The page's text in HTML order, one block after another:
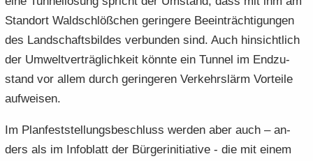
Stand­ort Wald­schlöß­chen ge­rin­ge­re Be­ein­träch­ti­gun­gen
des Land­schafts­bil­des ver­bun­den sind. Auch hin­sicht­lich
der Um­welt­ver­träg­lich­keit könn­te ein Tun­nel im End­zu­
stand vor allem durch ge­rin­ge­ren Ver­kehrs­lärm Vor­tei­le
auf­wei­sen.
Im Plan­fest­stel­lungs­be­schluss wer­den aber auch – an­
ders als im In­fo­blatt der Bür­ger­initia­ti­ve - die mit einem